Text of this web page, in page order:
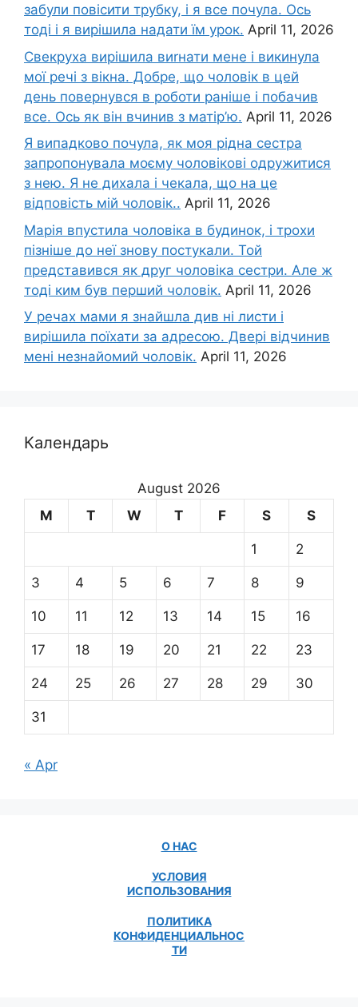
забули повісити трубку, і я все почула. Ось
тоді і я вирішила надати їм урок. April 11, 2026
Свекруха вирішила виrнати мене і викинула
мої речі з вікна. Добре, що чоловік в цей
день повернувся в роботи раніше і побачив
все. Ось як він вчинив з матір’ю. April 11, 2026
Я випадково почула, як моя рідна сестра
запропонувала моєму чоловікові одружитися
з нею. Я не дихала і чекала, що на це
відповість мій чоловік.. April 11, 2026
Марія впустила чоловіка в будинок, і трохи
пізніше до неї знову постукали. Той
представився як друг чоловіка сестри. Але ж
тоді ким був перший чоловік. April 11, 2026
У речах мами я знайшла див ні листи і
вирішила поїхати за адресою. Двері відчинив
мені незнайомий чоловік. April 11, 2026
Календарь
August 2026
M
T W T F S S
1 2
3 4 5 6 7 8 9
10 11 12 13 14 15 16
17 18 19 20 21 22 23
24 25 26 27 28 29 30
31
« Apr
О НАС
УСЛОВИЯ
ИСПОЛЬЗОВАНИЯ
ПОЛИТИКА
КОНФИДЕНЦИАЛЬНОС
ТИ